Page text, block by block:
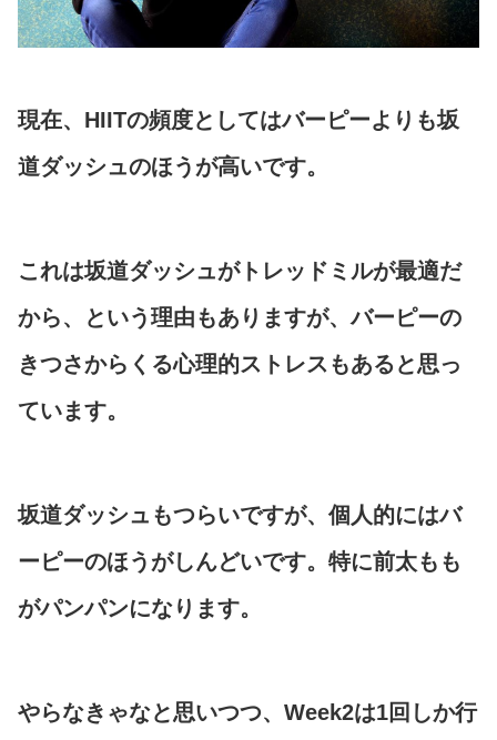
現在、HIITの頻度としてはバーピーよりも坂
道ダッシュのほうが高いです。
これは坂道ダッシュがトレッドミルが最適だ
から、という理由もありますが、バーピーの
きつさからくる心理的ストレスもあると思っ
ています。
坂道ダッシュもつらいですが、個人的にはバ
ーピーのほうがしんどいです。特に前太もも
がパンパンになります。
やらなきゃなと思いつつ、Week2は1回しか行